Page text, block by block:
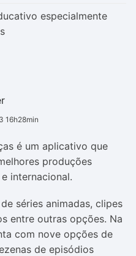
especialmente
16h28min
é um aplicativo que
produções
internacional.
séries animadas, clipes
entre outras opções. Na
com nove opções de
de episódios